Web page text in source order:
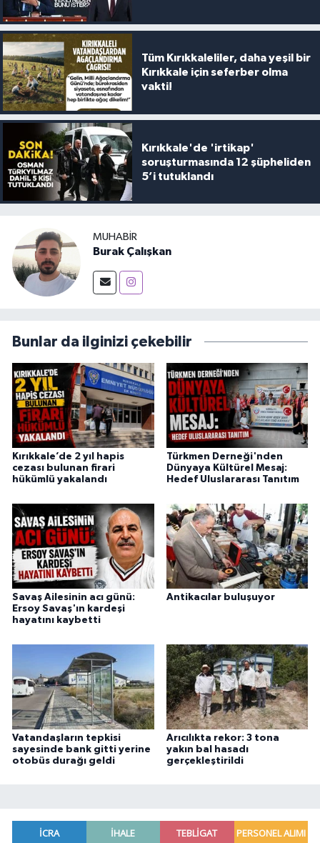
Tüm Kırıkkaleliler, daha yeşil bir
Kırıkkale için seferber olma
vakti!
Kırıkkale'de 'irtikap'
soruşturmasında 12 şüpheliden
5’i tutuklandı
MUHABIR
Burak Çalışkan
Bunlar da ilginizi çekebilir
Kırıkkale’de 2 yıl hapis
cezası bulunan firari
hükümlü yakalandı
Türkmen Derneği'nden
Dünyaya Kültürel Mesaj:
Hedef Uluslararası Tanıtım
Savaş Ailesinin acı günü:
Ersoy Savaş'ın kardeşi
hayatını kaybetti
Antikacılar buluşuyor
Vatandaşların tepkisi
sayesinde bank gitti yerine
otobüs durağı geldi
Arıcılıkta rekor: 3 tona
yakın bal hasadı
gerçekleştirildi